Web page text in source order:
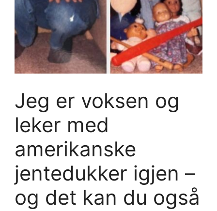
Jeg er voksen og
leker med
amerikanske
jentedukker igjen –
og det kan du også